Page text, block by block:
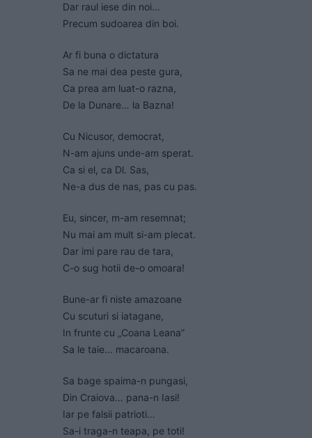
Dar raul iese din noi…
Precum sudoarea din boi.
Ar fi buna o dictatura
Sa ne mai dea peste gura,
Ca prea am luat-o razna,
De la Dunare… la Bazna!
Cu Nicusor, democrat,
N-am ajuns unde-am sperat.
Ca si el, ca Dl. Sas,
Ne-a dus de nas, pas cu pas.
Eu, sincer, m-am resemnat;
Nu mai am mult si-am plecat.
Dar imi pare rau de tara,
C-o sug hotii de-o omoara!
Bune-ar fi niste amazoane
Cu scuturi si iatagane,
In frunte cu „Coana Leana”
Sa le taie… macaroana.
Sa bage spaima-n pungasi,
Din Craiova… pana-n Iasi!
Iar pe falsii patrioti…
Sa-i traga-n teapa, pe toti!